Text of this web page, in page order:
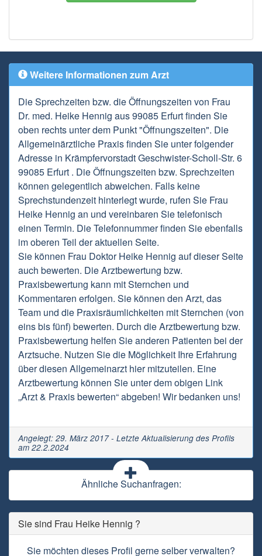
Weitere Informationen zum Arzt
Die Sprechzeiten bzw. die Öffnungszeiten von Frau
Dr. med. Heike Hennig aus 99085 Erfurt finden Sie
oben rechts unter dem Punkt "Öffnungszeiten". Die
Allgemeinärztliche Praxis finden Sie unter folgender
Adresse in Krämpfervorstadt Geschwister-Scholl-Str. 6
99085 Erfurt . Die Öffnungszeiten bzw. Sprechzeiten
können gelegentlich abweichen. Falls keine
Sprechstundenzeit hinterlegt wurde, rufen Sie Frau
Heike Hennig an und vereinbaren Sie telefonisch
einen Termin. Die Telefonnummer finden Sie ebenfalls
im oberen Teil der aktuellen Seite.
Sie können Frau Doktor Heike Hennig auf dieser Seite
auch bewerten. Die Arztbewertung bzw.
Praxisbewertung kann mit Sternchen und
Kommentaren erfolgen. Sie können den Arzt, das
Team und die Praxisräumlichkeiten mit Sternchen (von
eins bis fünf) bewerten. Durch die Arztbewertung bzw.
Praxisbewertung helfen Sie anderen Patienten bei der
Arztsuche. Nutzen Sie die Möglichkeit Ihre Erfahrung
über diesen Allgemeinarzt hier mitzuteilen. Eine
Arztbewertung können Sie unter dem obigen Link
„Arzt & Praxis bewerten“ abgeben! Wir bedanken uns!
Angelegt: 29. März 2017 - Letzte Aktualisierung des Profils
am 22.2.2024
Ähnliche Suchanfragen:
Sie sind Frau Heike Hennig ?
Sie möchten dieses Profil gerne selber verwalten?